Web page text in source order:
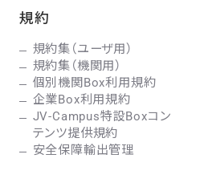
規約
規約集（ユーザ用）
規約集（機関用）
個別機関Box利用規約
企業Box利用規約
JV-Campus特設Boxコン
テンツ提供規約
安全保障輸出管理